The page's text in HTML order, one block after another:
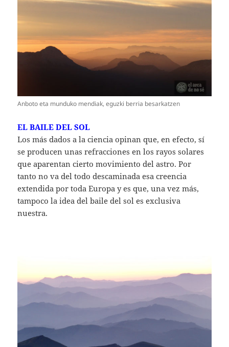
Anboto eta munduko mendiak, eguzki berria besarkatzen
EL BAILE DEL SOL
Los más dados a la ciencia opinan que, en efecto, sí
se producen unas refracciones en los rayos solares
que aparentan cierto movimiento del astro. Por
tanto no va del todo descaminada esa creencia
extendida por toda Europa y es que, una vez más,
tampoco la idea del baile del sol es exclusiva
nuestra.